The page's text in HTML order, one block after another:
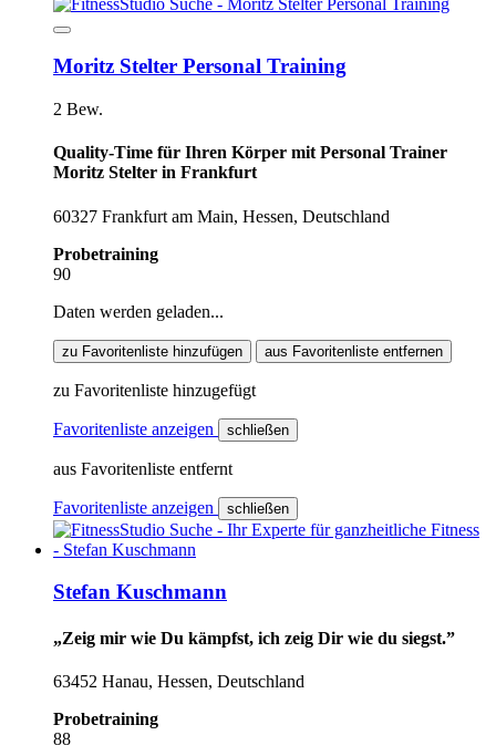
Moritz Stelter Personal Training
2 Bew.
Quality-Time für Ihren Körper mit Personal Trainer
Moritz Stelter in Frankfurt
60327 Frankfurt am Main, Hessen, Deutschland
Probetraining
90
Daten werden geladen...
zu Favoritenliste hinzufügen aus Favoritenliste entfernen
zu Favoritenliste hinzugefügt
Favoritenliste anzeigen schließen
aus Favoritenliste entfernt
Favoritenliste anzeigen schließen
Stefan Kuschmann
„Zeig mir wie Du kämpfst, ich zeig Dir wie du siegst.”
63452 Hanau, Hessen, Deutschland
Probetraining
88